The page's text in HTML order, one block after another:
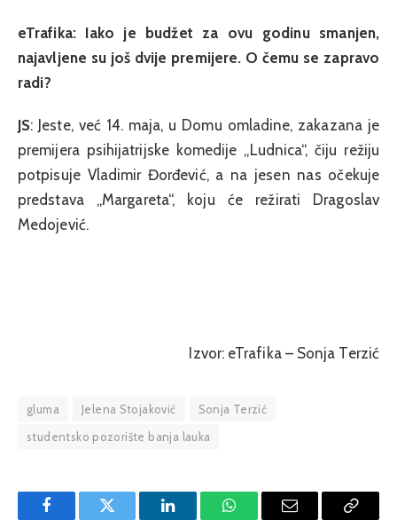
eTrafika: Iako je budžet za ovu godinu smanjen,
najavljene su još dvije premijere. O čemu se zapravo
radi?
JS: Jeste, već 14. maja, u Domu omladine, zakazana je
premijera psihijatrijske komedije „Ludnica“, čiju režiju
potpisuje Vladimir Đorđević, a na jesen nas očekuje
predstava „Margareta“, koju će režirati Dragoslav
Medojević.
Izvor: eTrafika – Sonja Terzić
gluma Jelena Stojaković
Sonja Terzić
studentsko pozorište banja lauka
FacebookTwitter LinkedInWhatsAppEmail
Copy